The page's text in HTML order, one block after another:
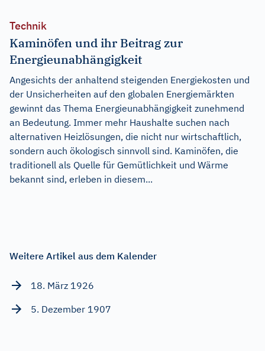
Technik
Kaminöfen und ihr Beitrag zur
Energieunabhängigkeit
Angesichts der anhaltend steigenden Energiekosten und
der Unsicherheiten auf den globalen Energiemärkten
gewinnt das Thema Energieunabhängigkeit zunehmend
an Bedeutung. Immer mehr Haushalte suchen nach
alternativen Heizlösungen, die nicht nur wirtschaftlich,
sondern auch ökologisch sinnvoll sind. Kaminöfen, die
traditionell als Quelle für Gemütlichkeit und Wärme
bekannt sind, erleben in diesem...
Weitere Artikel aus dem Kalender
18. März 1926
5. Dezember 1907